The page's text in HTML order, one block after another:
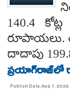
140.4
రూపాయలు.
దాదాపు
ప్రయాగ్‌రాజ్‌లో
Publish Date:Aug 7, 2026